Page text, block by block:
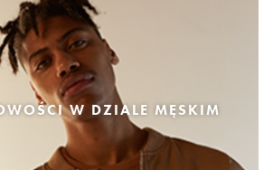
W DZIALE MĘSKIM